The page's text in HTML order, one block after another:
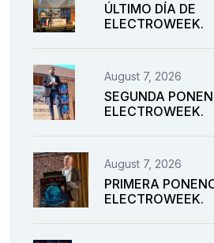
ÚLTIMO DÍA DE
ELECTROWEEK.
August 7, 2026
SEGUNDA
ELECTROWEEK.
August 7, 2026
PRIMERA
ELECTROWEEK.